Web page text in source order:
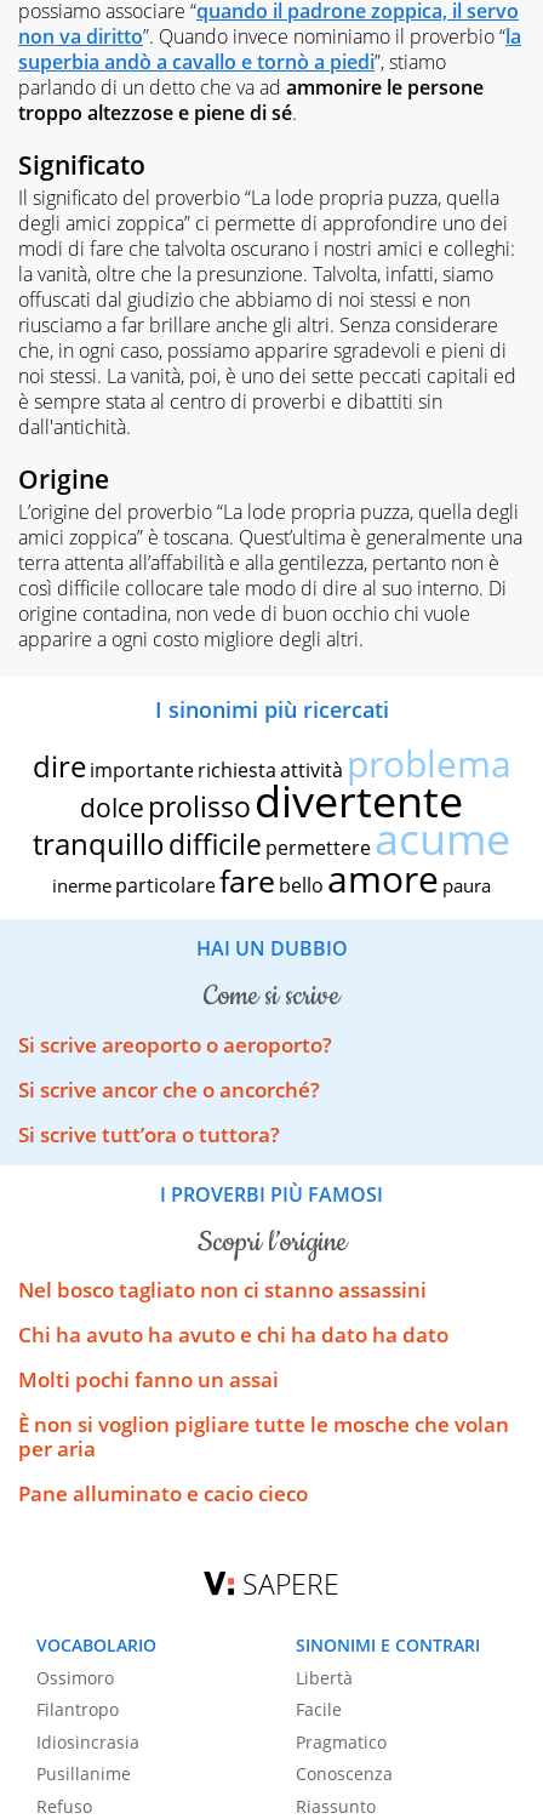
possiamo associare “quando il padrone zoppica, il servo
non va diritto”. Quando invece nominiamo il proverbio “la
superbia andò a cavallo e tornò a piedi”, stiamo
parlando di un detto che va ad ammonire le persone
troppo altezzose e piene di sé.
Significato
Il significato del proverbio “La lode propria puzza, quella
degli amici zoppica” ci permette di approfondire uno dei
modi di fare che talvolta oscurano i nostri amici e colleghi:
la vanità, oltre che la presunzione. Talvolta, infatti, siamo
offuscati dal giudizio che abbiamo di noi stessi e non
riusciamo a far brillare anche gli altri. Senza considerare
che, in ogni caso, possiamo apparire sgradevoli e pieni di
noi stessi. La vanità, poi, è uno dei sette peccati capitali ed
è sempre stata al centro di proverbi e dibattiti sin
dall'antichità.
Origine
L’origine del proverbio “La lode propria puzza, quella degli
amici zoppica” è toscana. Quest’ultima è generalmente una
terra attenta all’affabilità e alla gentilezza, pertanto non è
così difficile collocare tale modo di dire al suo interno. Di
origine contadina, non vede di buon occhio chi vuole
apparire a ogni costo migliore degli altri.
I sinonimi più ricercati
dire importante richiestaattività problema
dolce prolissodivertente
tranquillodifficile permettereacume
inerme particolarefare bello amore paura
HAI UN DUBBIO
come si scrive
Si scrive areoporto o aeroporto?
Si scrive ancor che o ancorché?
Si scrive tutt’ora o tuttora?
I PROVERBI PIÙ FAMOSI
scopri l’origine
Nel bosco tagliato non ci stanno assassini
Chi ha avuto ha avuto e chi ha dato ha dato
Molti pochi fanno un assai
È non si voglion pigliare tutte le mosche che volan
per aria
Pane alluminato e cacio cieco
SAPERE
VOCABOLARIO
Ossimoro
Filantropo
Idiosincrasia
Pusillanime
Refuso
SINONIMI E CONTRARI
Libertà
Facile
Pragmatico
Conoscenza
Riassunto